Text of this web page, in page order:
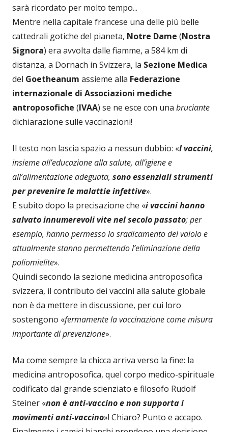
sarà ricordato per molto tempo...
Mentre nella capitale francese una delle più belle
cattedrali gotiche del pianeta, Notre Dame (Nostra
Signora) era avvolta dalle fiamme, a 584 km di
distanza, a Dornach in Svizzera, la Sezione Medica
del Goetheanum assieme alla Federazione
internazionale di Associazioni mediche
antroposofiche (IVAA) se ne esce con una bruciante
dichiarazione sulle vaccinazioni!
Il testo non lascia spazio a nessun dubbio: «I vaccini,
insieme all’educazione alla salute, all’igiene e
all’alimentazione adeguata, sono essenziali strumenti
per prevenire le malattie infettive».
E subito dopo la precisazione che «i vaccini hanno
salvato innumerevoli vite nel secolo passato; per
esempio, hanno permesso lo sradicamento del vaiolo e
attualmente stanno permettendo l’eliminazione della
poliomielite».
Quindi secondo la sezione medicina antroposofica
svizzera, il contributo dei vaccini alla salute globale
non è da mettere in discussione, per cui loro
sostengono «fermamente la vaccinazione come misura
importante di prevenzione».
Ma come sempre la chicca arriva verso la fine: la
medicina antroposofica, quel corpo medico-spirituale
codificato dal grande scienziato e filosofo Rudolf
Steiner «non è anti-vaccino e non supporta i
movimenti anti-vaccino»! Chiaro? Punto e accapo.